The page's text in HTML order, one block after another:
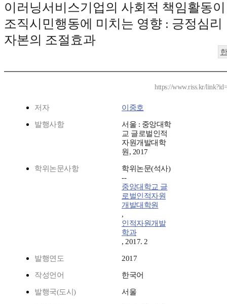
이러닝서비스기업의 사회적 책임활동이
조직시민행동에 미치는 영향 : 긍정심리
자본의 조절효과
https://www.riss.kr/
저자 이중호
발행사항
서울 : 중앙대학
교 글로벌인적
자원개발대학
원, 2017
학위논문사항
학위논문(석사)
--
중앙대학교 글
로벌인적자원
개발대학원
,
인적자원개발
학과
, 2017. 2
발행연도 2017
작성언어 한국어
발행국(도시) 서울